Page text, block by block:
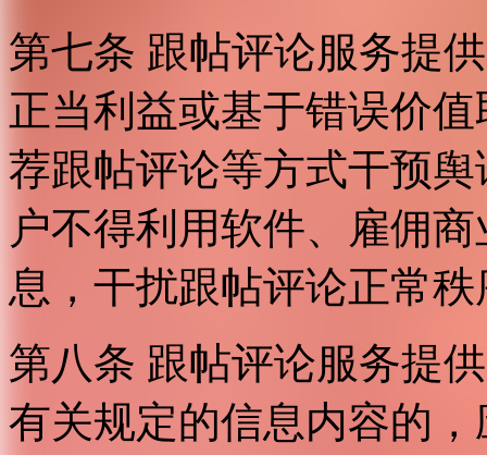
第七条 跟帖评论服务提
正当利益或基于错误价
荐跟帖评论等方式干预
户不得利用软件、雇佣
息，干扰跟帖评论正常
第八条 跟帖评论服务提
有关规定的信息内容的